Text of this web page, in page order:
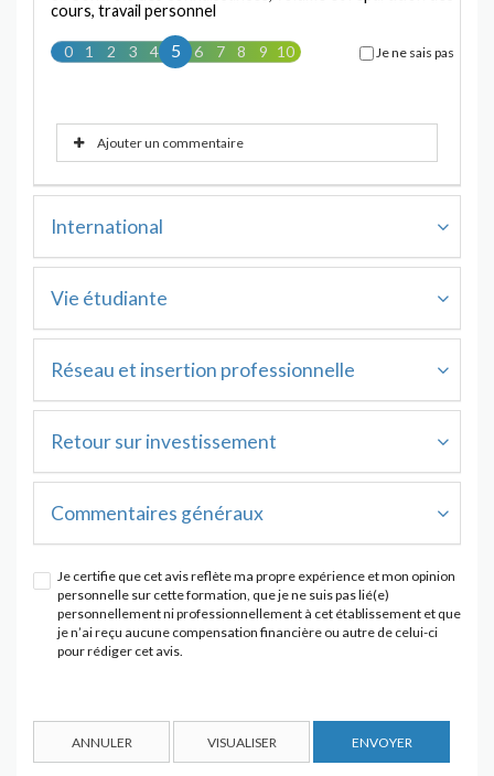
cours, travail personnel
5
0 1 2 3 4 5 6 7 8 9 10 Je ne sais pas
Ajouter un commentaire
International
Vie étudiante
Réseau et insertion professionnelle
Retour sur investissement
Commentaires généraux
Je certifie que cet avis reflète ma propre expérience et mon opinion
personnelle sur cette formation, que je ne suis pas lié(e)
personnellement ni professionnellement à cet établissement et que
je n’ai reçu aucune compensation financière ou autre de celui-ci
pour rédiger cet avis.
ANNULER VISUALISER ENVOYER